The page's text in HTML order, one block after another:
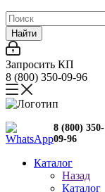
Найти
Запросить КП
8 (800) 350-09-96
8 (800) 350-
09-96
Каталог
Назад
Каталог